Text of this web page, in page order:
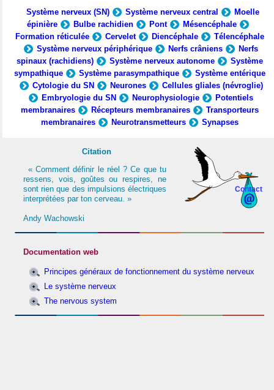
Système nerveux (SN) Système nerveux central
Moelle
épinière
Bulbe rachidien Pont
Mésencéphale
Formation réticulée
Cervelet Diencéphale
Télencéphale
Système nerveux périphérique
Nerfs crâniens
Nerfs
spinaux (rachidiens)
Système nerveux autonome
Système
sympathique
Système parasympathique
Système entérique
Cytologie du SN
Neurones
Cellules gliales (névroglie)
Embryologie du SN
Neurophysiologie
Potentiels
membranaires
Récepteurs membranaires
Transporteurs
membranaires
Neurotransmetteurs Synapses
Contact
Citation
« Comment définir le réel ? Ce que tu
ressens, vois, goûtes ou respires, ne
sont rien que des impulsions électriques
interprétées par ton cerveau. »
Andy Wachowski
Documentation web
Principes généraux de fonctionnement du système nerveux
Le système nerveux
The nervous system